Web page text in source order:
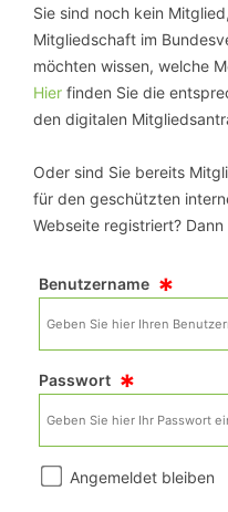
Sie sind noch kein
Mitgliedschaft im
möchten wissen, welche
Hier finden Sie die
den digitalen
Oder sind Sie bereits
für den geschützten
Webseite registriert?
Benutzername*
Passwort*
Angemeldet bleiben